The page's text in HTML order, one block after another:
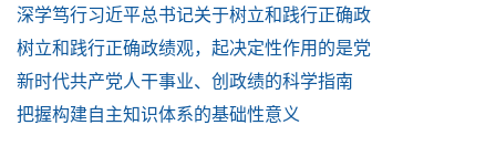
深学笃行习近平总书记关于树立和践行正确政
树立和践行正确政绩观，起决定性作用的是党
新时代共产党人干事业、创政绩的科学指南
把握构建自主知识体系的基础性意义